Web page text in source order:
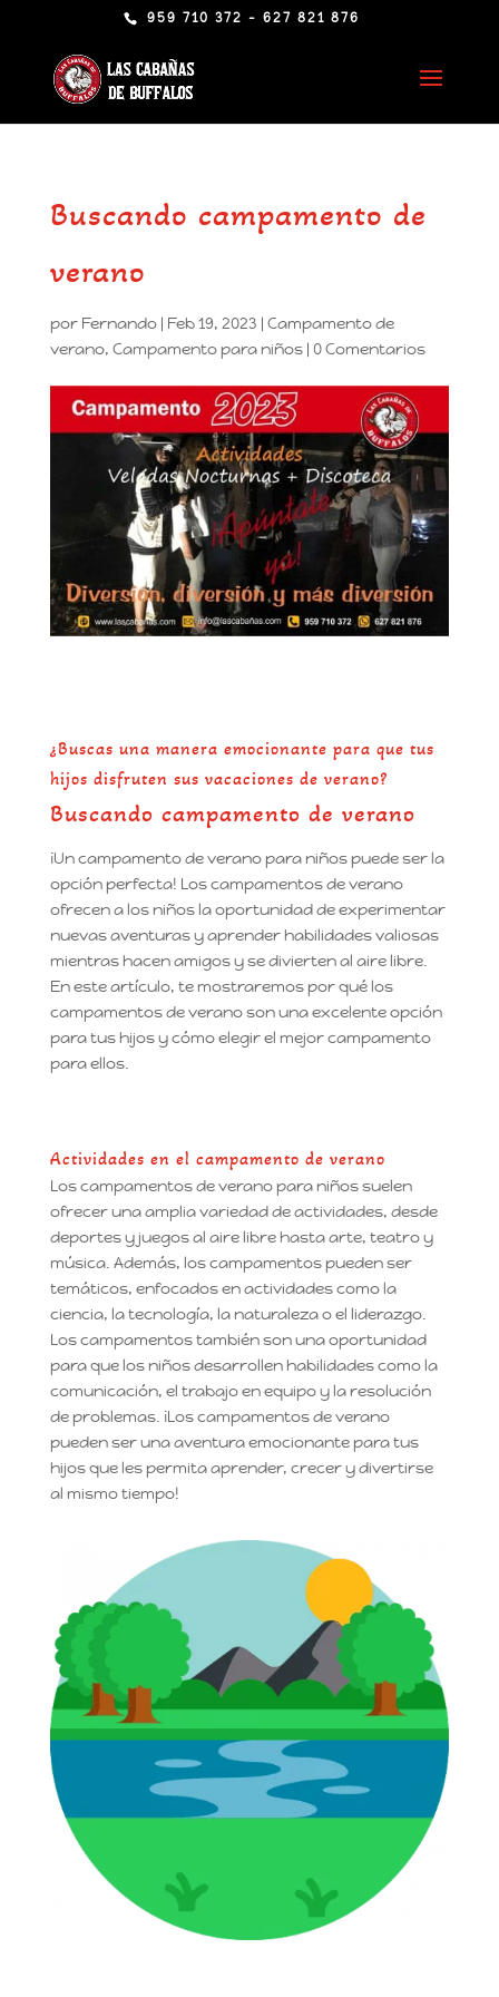
959 710 372 - 627 821 876
Buscando campamento de
verano
por Fernando| Feb 19, 2023 | Campamento de
verano, Campamento para niños| 0 Comentarios
¿Buscas una manera emocionante para que tus
hijos disfruten sus vacaciones de verano?
Buscando campamento de verano
¡Un campamento de verano para niños puede ser la
opción perfecta! Los campamentos de verano
ofrecen a los niños la oportunidad de experimentar
nuevas aventuras y aprender habilidades valiosas
mientras hacen amigos y se divierten al aire libre.
En este artículo, te mostraremos por qué los
campamentos de verano son una excelente opción
para tus hijos y cómo elegir el mejor campamento
para ellos.
Actividades en el campamento de verano
Los campamentos de verano para niños suelen
ofrecer una amplia variedad de actividades, desde
deportes y juegos al aire libre hasta arte, teatro y
música. Además, los campamentos pueden ser
temáticos, enfocados en actividades como la
ciencia, la tecnología, la naturaleza o el liderazgo.
Los campamentos también son una oportunidad
para que los niños desarrollen habilidades como la
comunicación, el trabajo en equipo y la resolución
de problemas. ¡Los campamentos de verano
pueden ser una aventura emocionante para tus
hijos que les permita aprender, crecer y divertirse
al mismo tiempo!